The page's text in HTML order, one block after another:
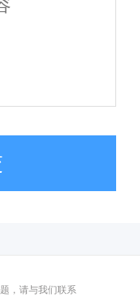
，请与我们联系